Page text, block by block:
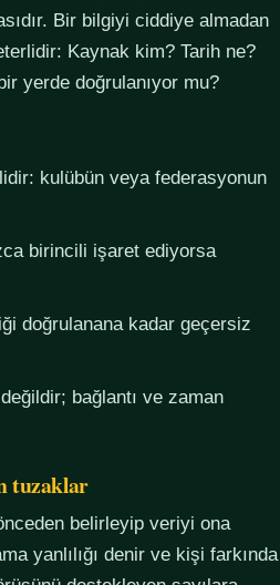
Bir bilgiyi ciddiye almadan
Kaynak kim? Tarih ne?
yerde doğrulanıyor mu?
kulübün veya federasyonun
birincili işaret ediyorsa
doğrulanana kadar geçersiz
bağlantı ve zaman
tuzaklar
belirleyip veriyi ona
yanlılığı denir ve kişi farkında